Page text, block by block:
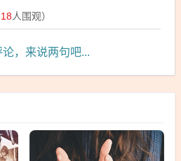
人围观）
，来说两句吧...